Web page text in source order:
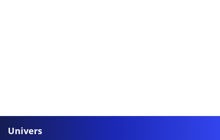
Univers